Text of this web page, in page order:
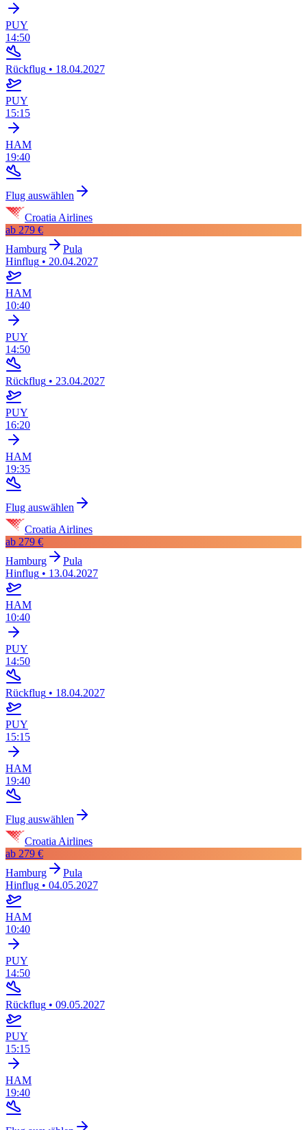
PUY
14:50
Rückflug • 18.04.2027
PUY
15:15
HAM
19:40
Flug auswählen
Croatia Airlines
ab 279 €
Hamburg
Pula
Hinflug • 20.04.2027
HAM
10:40
PUY
14:50
Rückflug • 23.04.2027
PUY
16:20
HAM
19:35
Flug auswählen
Croatia Airlines
ab 279 €
Hamburg
Pula
Hinflug • 13.04.2027
HAM
10:40
PUY
14:50
Rückflug • 18.04.2027
PUY
15:15
HAM
19:40
Flug auswählen
Croatia Airlines
ab 279 €
Hamburg
Pula
Hinflug • 04.05.2027
HAM
10:40
PUY
14:50
Rückflug • 09.05.2027
PUY
15:15
HAM
19:40